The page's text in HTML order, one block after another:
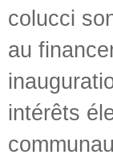
colucci
au
intérêts